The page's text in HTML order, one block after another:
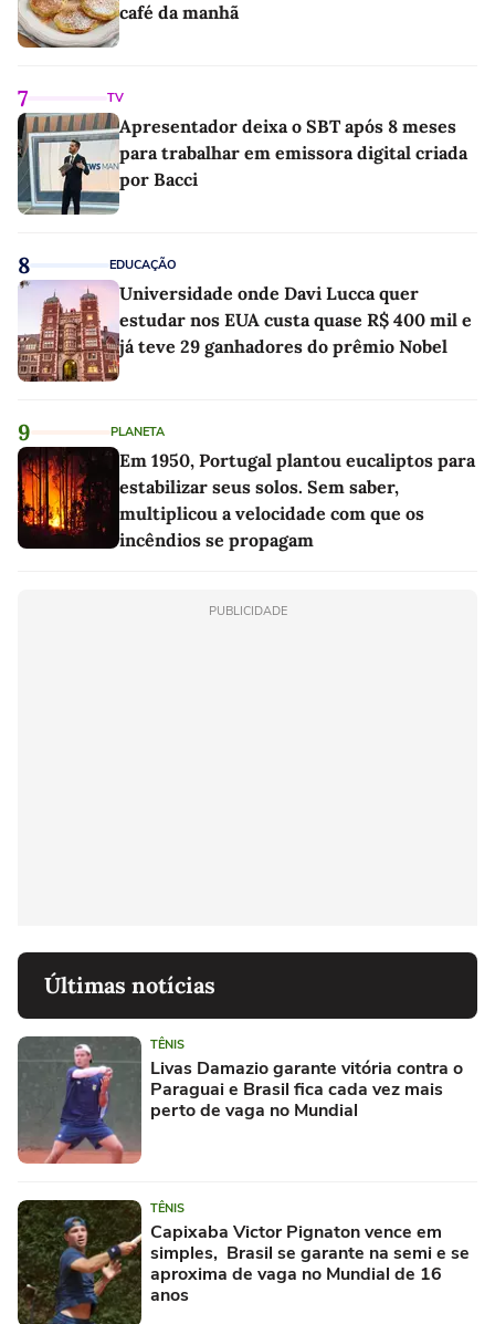
café da manhã
7 TV
Apresentador deixa o SBT após 8 meses
para trabalhar em emissora digital criada
por Bacci
8 EDUCAÇÃO
Universidade onde Davi Lucca quer
estudar nos EUA custa quase R$ 400 mil e
já teve 29 ganhadores do prêmio Nobel
9 PLANETA
Em 1950, Portugal plantou eucaliptos para
estabilizar seus solos. Sem saber,
multiplicou a velocidade com que os
incêndios se propagam
PUBLICIDADE
Últimas notícias
TÊNIS
Livas Damazio garante vitória contra o
Paraguai e Brasil fica cada vez mais
perto de vaga no Mundial
TÊNIS
Capixaba Victor Pignaton vence em
simples, Brasil se garante na semi e se
aproxima de vaga no Mundial de 16
anos